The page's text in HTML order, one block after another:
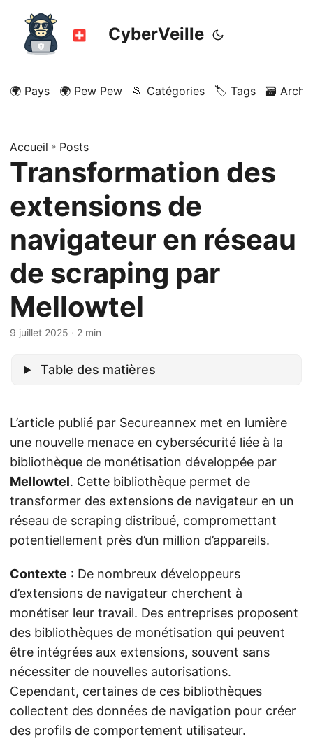
CyberVeille
🌍 Pays 🌍 Pew Pew 📂 Catégories 🏷️ Tags 🗃️
Accueil » Posts
Transformation des
extensions de
navigateur en réseau
de scraping par
Mellowtel
9 juillet 2025 · 2 min
Table des matières
L’article publié par Secureannex met en lumière
une nouvelle menace en cybersécurité liée à la
bibliothèque de monétisation développée par
Mellowtel. Cette bibliothèque permet de
transformer des extensions de navigateur en un
réseau de scraping distribué, compromettant
potentiellement près d’un million d’appareils.
Contexte : De nombreux développeurs
d’extensions de navigateur cherchent à
monétiser leur travail. Des entreprises proposent
des bibliothèques de monétisation qui peuvent
être intégrées aux extensions, souvent sans
nécessiter de nouvelles autorisations.
Cependant, certaines de ces bibliothèques
collectent des données de navigation pour créer
des profils de comportement utilisateur.